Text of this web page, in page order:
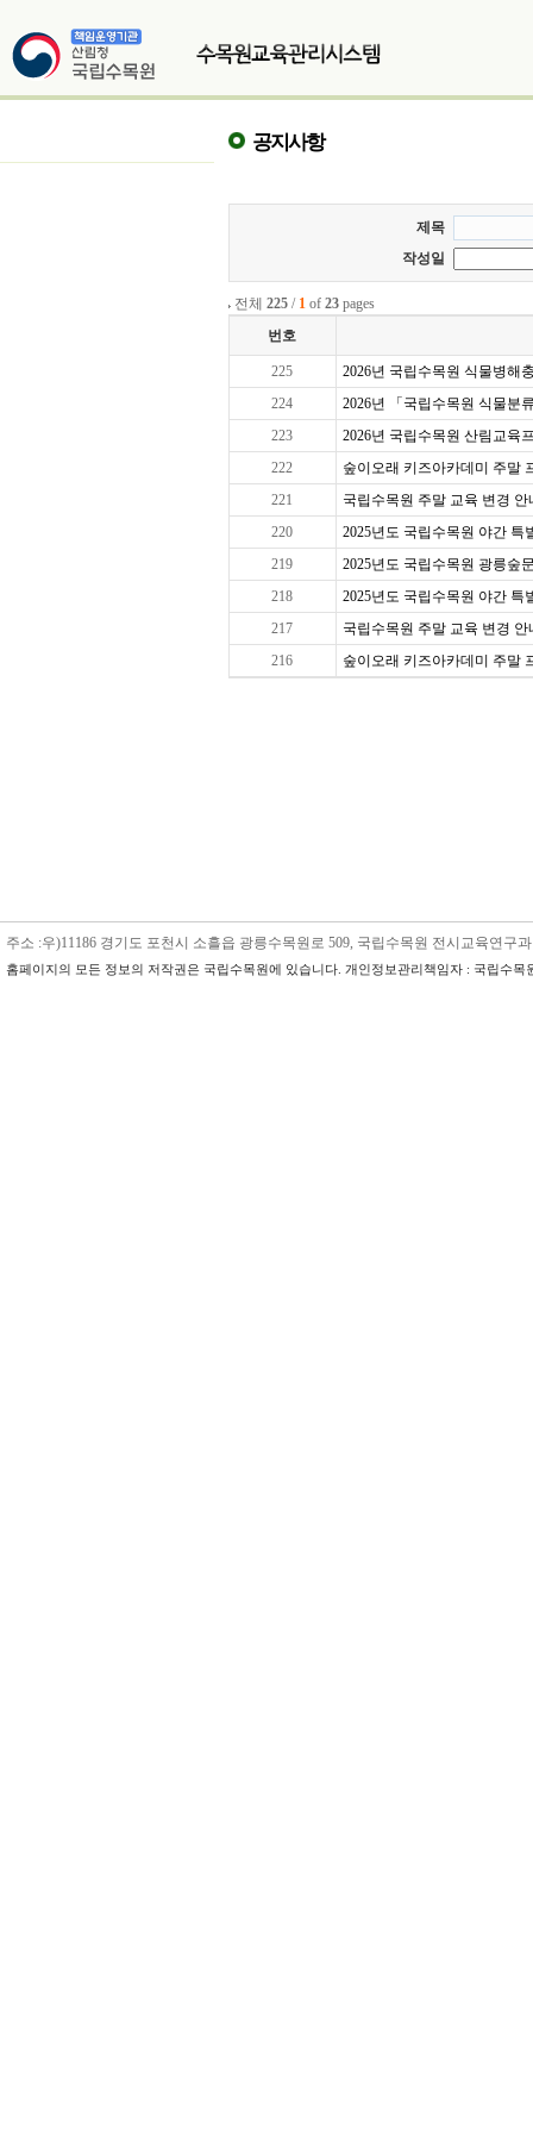
공지사항
제목
작성일
전체 225 / 1 of 23 pages
번호
225
2026년 국립수목원 식물병해
224
2026년 「국립수목원 식물분
223
2026년 국립수목원 산림교육
222
숲이오래 키즈아카데미 주말
221
국립수목원 주말 교육 변경 안
220
2025년도 국립수목원 야간 특
219
2025년도 국립수목원 광릉숲
218
2025년도 국립수목원 야간 특
217
국립수목원 주말 교육 변경
216
숲이오래 키즈아카데미 주말
주소 :우)11186 경기도 포천시 소흘읍 광릉수목원로 509, 국립수목원 전시교육연구
홈페이지의 모든 정보의 저작권은 국립수목원에 있습니다. 개인정보관리책임자 : 국립수목